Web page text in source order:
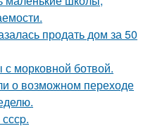
продать дом за 50
морковной ботвой.
о возможном переходе